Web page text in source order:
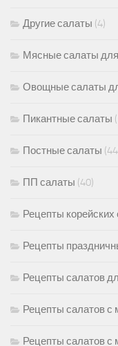
Другие салаты (4)
Мясные салаты
Овощные салаты
Пикантные салаты
Постные салаты
ПП салаты (40)
Рецепты корейских
Рецепты
Рецепты салатов
Рецепты салатов с
Рецепты салатов с